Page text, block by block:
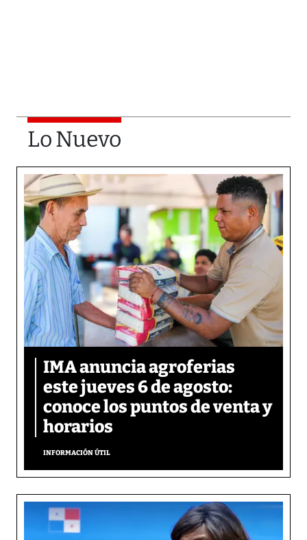
Lo Nuevo
IMA anuncia agroferias
este jueves 6 de agosto:
conoce los puntos de venta y
horarios
INFORMACIÓN ÚTIL